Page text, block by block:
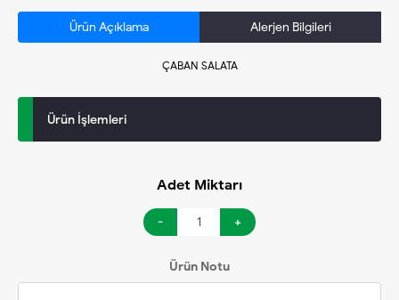
Ürün Açıklama Alerjen Bilgileri
ÇABAN SALATA
Ürün İşlemleri
Adet Miktarı
- +
Ürün Notu